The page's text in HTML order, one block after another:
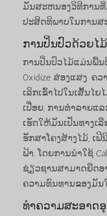
ມັນສະຫນອງວິທີການ
ປະສິດທິພາບໃນການສ
ການ​ປິ່ນ​ປົວ​ດ້ວຍ​ໄ
ການປິ່ນປົວໄມ້ແມ່ນພື້ນທີ່
Oxidize ສ່ອງແສງ. ຄ
ເລິກເຂົ້າໄປໃນເສັ້ນໄ
ເປື່ອຍ, ການທໍາລາຍແ
ເຮັດໃຫ້ມັນເປັນທາງເ
ຮັກສາໂຄງສ້າງໄມ້, ເ
ຟ້າ. ໂດຍການນໍາໃຊ້
ຊ່ຽວຊານສາມາດຍືດ
ຄວາມທົນທານຂອງມັນ
ທໍາ​ຄວາມ​ສະ​ອາດ​